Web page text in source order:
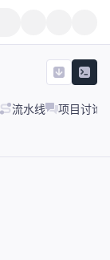
流水线 项目讨论